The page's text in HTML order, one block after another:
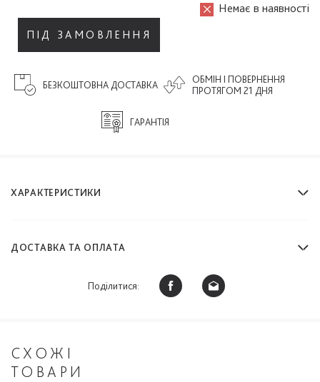
Немає в наявності
ПІД ЗАМОВЛЕННЯ
ОБМІН І ПОВЕРНЕННЯ
ПРОТЯГОМ 21 ДНЯ
ГАРАНТІЯ
БЕЗКОШТОВНА ДОСТАВКА
ХАРАКТЕРИСТИКИ
ДОСТАВКА ТА ОПЛАТА
Поділитися:
СХОЖІ
ТОВАРИ